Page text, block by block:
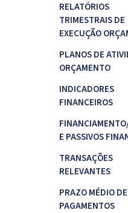
RELATÓRIOS
TRIMESTRAIS DE
EXECUÇÃO
PLANOS DE
ORÇAMENTO
INDICADORES
FINANCEIROS
E PASSIVOS
TRANSAÇÕES
RELEVANTES
PRAZO MÉDIO DE
PAGAMENTOS